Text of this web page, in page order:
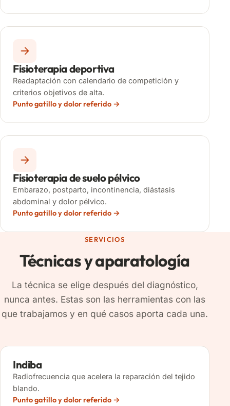
Fisioterapia deportiva
Readaptación con calendario de competición y
criterios objetivos de alta.
Punto gatillo y dolor referido
Fisioterapia de suelo pélvico
Embarazo, postparto, incontinencia, diástasis
abdominal y dolor pélvico.
Punto gatillo y dolor referido
SERVICIOS
Técnicas y aparatología
La técnica se elige después del diagnóstico,
nunca antes. Estas son las herramientas con las
que trabajamos y en qué casos aporta cada una.
Indiba
Radiofrecuencia que acelera la reparación del tejido
blando.
Punto gatillo y dolor referido